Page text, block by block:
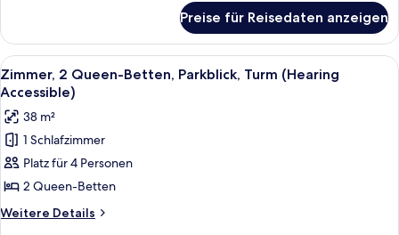
anzeigen
2 Queen-
Betten,
Turm
(Hearing
Preise für Reisedaten anzeigen
Alle
Fotos
für
Zimmer,
2 Queen-
Betten,
Parkblick,
Turm
Ein Hotelzimmer mit zwei Betten,
4
Zimmer, 2 Queen-Betten, Parkblick, Turm (Hearing
Accessible)
38 m²
1 Schlafzimmer
Platz für 4 Personen
2 Queen-Betten
Weitere Details
Weitere